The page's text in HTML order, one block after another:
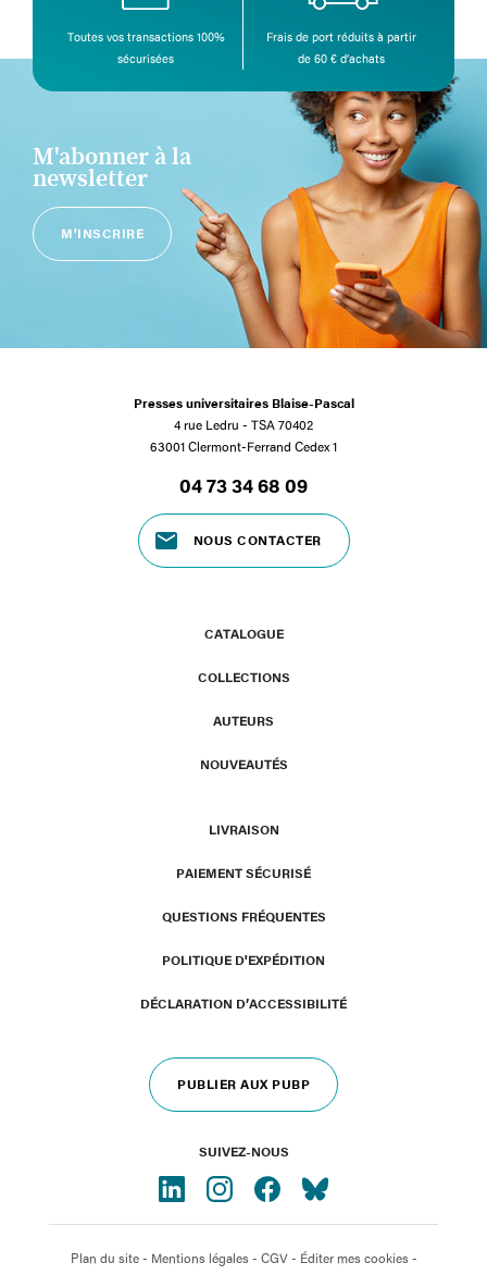
Toutes vos transactions 100%
sécurisées
Frais de port réduits à partir
de 60 € d’achats
M'abonner à la
newsletter
M'INSCRIRE
Presses universitaires Blaise-Pascal
4 rue Ledru - TSA 70402
63001 Clermont-Ferrand Cedex 1
04 73 34 68 09
NOUS CONTACTER
CATALOGUE
COLLECTIONS
AUTEURS
NOUVEAUTÉS
LIVRAISON
PAIEMENT SÉCURISÉ
QUESTIONS FRÉQUENTES
POLITIQUE D'EXPÉDITION
DÉCLARATION D’ACCESSIBILITÉ
PUBLIER AUX PUBP
SUIVEZ-NOUS
Plan du site- Mentions légales- CGV- Éditer mes cookies-